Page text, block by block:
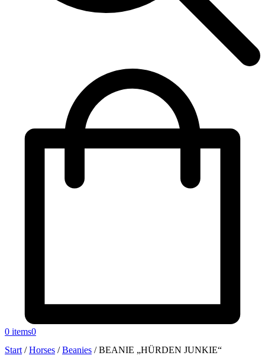
0 items0
Start /Horses /Beanies /BEANIE „HÜRDEN JUNKIE“